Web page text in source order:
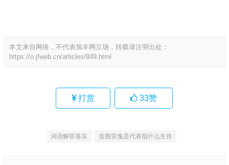
本文来自网络，不代表旭丰网立场，转载请注明出处：
https://o.jfweb.cn/articles/849.html
打赏 33赞
词语解答落实 贪图安逸是代表指什么生肖